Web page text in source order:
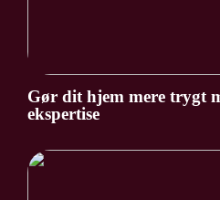
Gør dit hjem mere trygt
ekspertise